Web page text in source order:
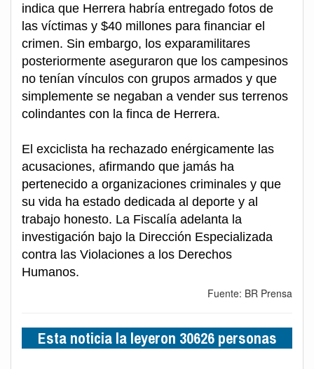
indica que Herrera habría entregado fotos de
las víctimas y $40 millones para financiar el
crimen. Sin embargo, los exparamilitares
posteriormente aseguraron que los campesinos
no tenían vínculos con grupos armados y que
simplemente se negaban a vender sus terrenos
colindantes con la finca de Herrera.
El exciclista ha rechazado enérgicamente las
acusaciones, afirmando que jamás ha
pertenecido a organizaciones criminales y que
su vida ha estado dedicada al deporte y al
trabajo honesto. La Fiscalía adelanta la
investigación bajo la Dirección Especializada
contra las Violaciones a los Derechos
Humanos.
Fuente: BR Prensa
Esta noticia la leyeron 30626 personas